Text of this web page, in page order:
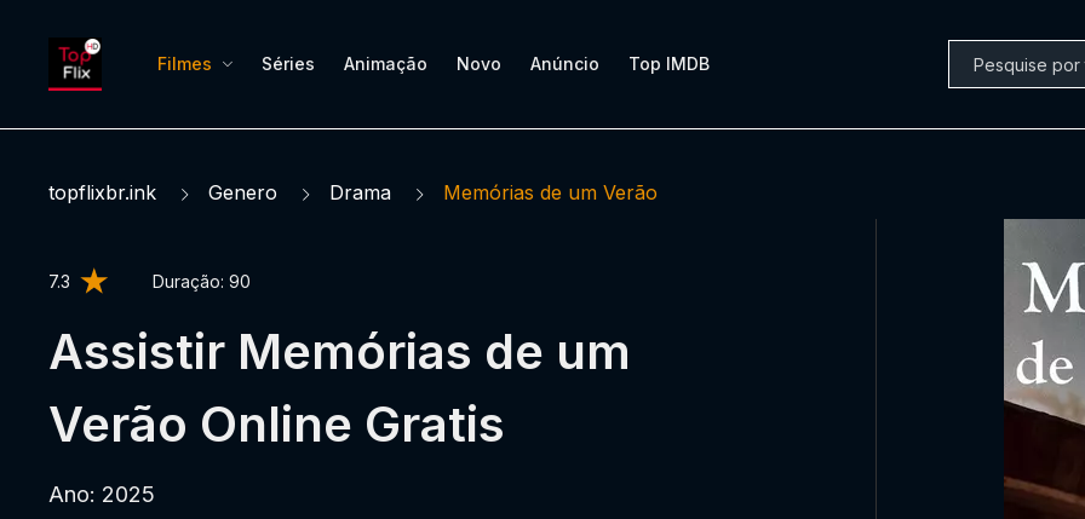
Filmes Séries Animação Novo Anúncio Top IMDB
topflixbr.ink Genero Drama Memórias de um Verão
7.3 Duração: 90
Assistir Memórias de um
Verão Online Gratis
Ano: 2025